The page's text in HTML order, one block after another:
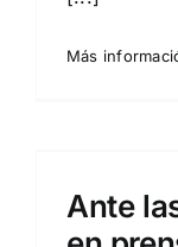
Más
Ante